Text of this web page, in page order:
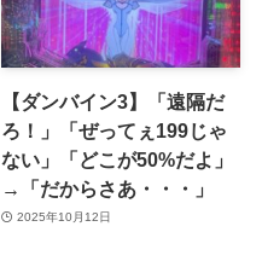
【ダンバイン3】「遠隔だ
ろ！」「ぜってぇ199じゃ
ない」「どこが50%だよ」
→「だからさあ・・・」
2025年10月12日